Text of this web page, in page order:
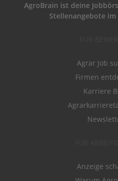
AgroBrain ist deine
Stellenangebote im
Agrar Job
Firmen
Karriere
Anzeige